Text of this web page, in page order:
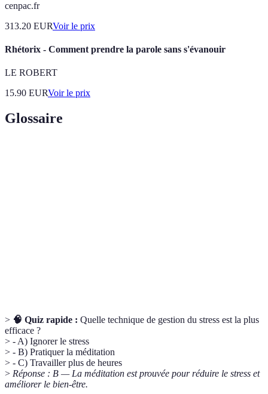
cenpac.fr
313.20 EURVoir le prix
Rhétorix - Comment prendre la parole sans s'évanouir
LE ROBERT
15.90 EURVoir le prix
Glossaire
> 🧠 Quiz rapide : Quelle technique de gestion du stress est la plus
efficace ?
> - A) Ignorer le stress
> - B) Pratiquer la méditation
> - C) Travailler plus de heures
> Réponse : B — La méditation est prouvée pour réduire le stress et
améliorer le bien-être.